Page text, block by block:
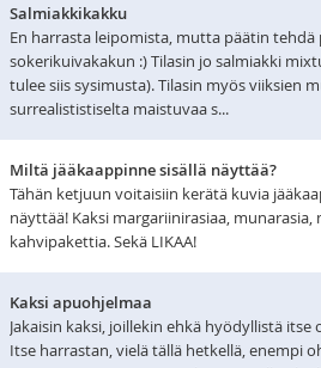
Salmiakkikakku
En harrasta leipomista, mutta päätin
sokerikuivakakun :) Tilasin jo salmiakki
tulee siis sysimusta). Tilasin myös viiksien
surrealististiselta maistuvaa s...
Miltä jääkaappinne sisällä näyttää?
Tähän ketjuun voitaisiin kerätä kuvia
näyttää! Kaksi margariinirasiaa,
kahvipakettia. Sekä LIKAA!
Kaksi apuohjelmaa
Jakaisin kaksi, joillekin ehkä hyödyllistä
Itse harrastan, vielä tällä hetkellä, enempi